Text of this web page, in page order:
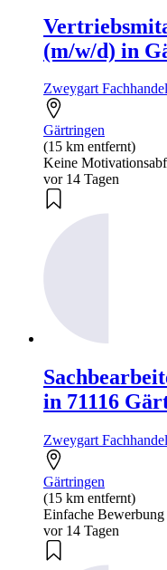
(m/w/d) in
Zweygart
Gärtringen
(15 km entfernt)
Keine
vor 14 Tagen
in 71116
Zweygart
Gärtringen
(15 km entfernt)
Einfache Bewerbung
vor 14 Tagen